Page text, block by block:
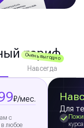
тариф
Очень выгодно
Навсегда
₽/мес.
с
в любое
Для